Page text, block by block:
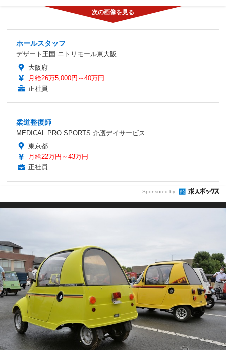
ホールスタッフ
デザート王国 ニトリモール東大阪
大阪府
月給26万5,000円～40万円
正社員
柔道整復師
MEDICAL PRO SPORTS 介護デイサービス
東京都
月給22万円～43万円
正社員
Sponsored by